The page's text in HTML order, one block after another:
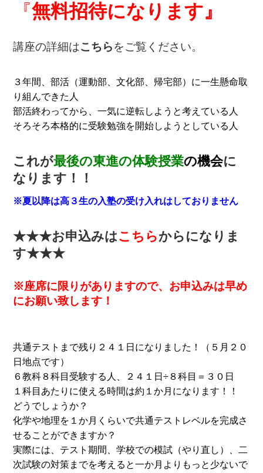
『無料招待になります』
講座の詳細はこちらをご覧ください。
３年間、部活（運動部、文化部、帰宅部）に一生懸命取
り組んできた人
部活終わってから、一気に逆転しようと考えている人
そろそろ本格的に受験勉強を開始しようとしている人
これが最後の東進の体験授業の機会に
なります！！
※夏以降は高３生の入塾の受け入れはしておりません
★★★お申込みはこちらからになりま
す★★★
※座席に限りがありますので、お申込みは早め
にお願い致します！
共通テストまで残り２４１日になりました！（５月２０
日地点です）
６教科８科目受験する人、２４１日÷８科目＝３０日
１科目あたりに使える時間は約１か月になります！！
どうでしょうか？
化学や地理を１か月くらいで共通テストレベルを完成さ
せることができますか？
実際には、テスト期間、学校での模試（やり直し）、二
次試験の対策までを考えると一か月よりもっと少ないで